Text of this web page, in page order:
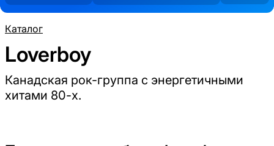
Каталог
Loverboy
Канадская рок-группа с энергетичными
хитами 80-х.